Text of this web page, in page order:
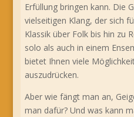
Erfüllung bringen kann. Die
vielseitigen Klang, der sich
Klassik über Folk bis hin zu
solo als auch in einem
bietet Ihnen viele
auszudrücken.
Aber wie fängt man an,
man dafür? Und was kann